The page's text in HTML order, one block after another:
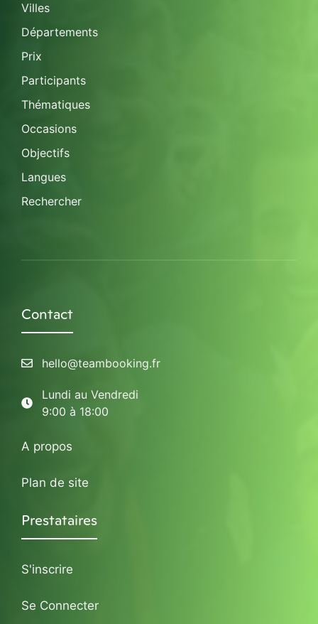
Villes
Départements
Prix
Participants
Thématiques
Occasions
Objectifs
Langues
Rechercher
Contact
hello@teambooking.fr
Lundi au Vendredi
9:00 à 18:00
A propos
Plan de site
Prestataires
S'inscrire
Se Connecter